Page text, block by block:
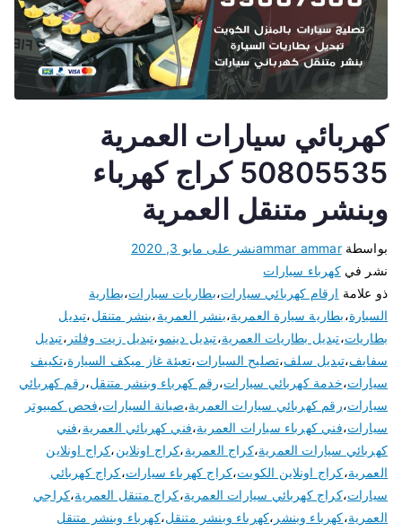
كهربائي سيارات العمرية
50805535 كراج كهرباء
وبنشر متنقل العمرية
بواسطةammar ammarنشر على مايو 3, 2020
نشر فيكهرباء سيارات
ذو علامة ارقام كهربائي سيارات،بطاريات سيارات،بطارية
السيارة،بطارية سيارة العمرية،بنشر العمرية،بنشر متنقل،تبديل
بطاريات،تبديل بطاريات العمرية،تبديل دينمو،تبديل زيت وفلتر ،تبديل
سفايف،تبديل سلف،تصليح السيارات،تعبئة غاز ميكف السيارة،تكييف
سيارات،خدمة كهربائي سيارات،رقم كهرباء وبنشر متنقل،رقم كهربائي
سيارات،رقم كهربائي سيارات العمرية،صيانة السيارات،فحص كمبيوتر
سيارات،فني كهرباء سيارات العمرية،فني كهربائي العمرية،فني
كهربائي سيارات العمرية،كراج العمرية،كراج اونلاين،كراج اونلاين
العمرية،كراج اونلاين الكويت،كراج كهرباء سيارات،كراج كهربائي
سيارات،كراج كهربائي سيارات العمرية،كراج متنقل العمرية،كراجي
العمرية،كهرباء وبنشر ،كهرباء وبنشر متنقل،كهرباء وبنشر متنقل